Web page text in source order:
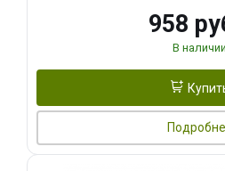
958
В наличии